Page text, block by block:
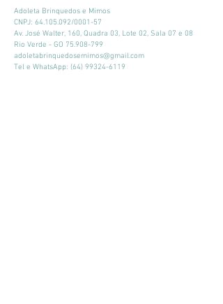
Adoleta Brinquedos e Mimos
CNPJ: 64.105.092/0001-57
Av. José Walter, 160, Quadra 03, Lote 02, Sala 07 e 08
Rio Verde - GO 75.908-799
adoletabrinquedosemimos@gmail.com
Tel e WhatsApp: (64) 99324-6119